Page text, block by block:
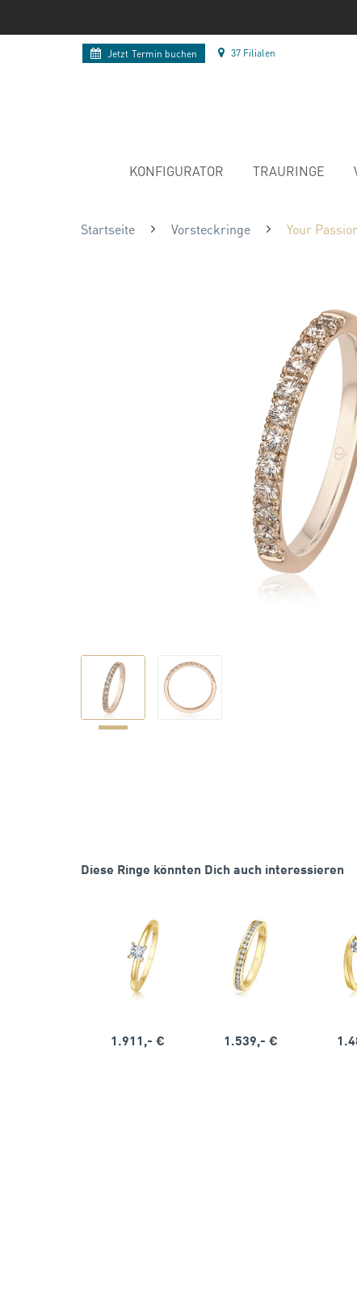
Jetzt Termin buchen 37 Filialen
KONFIGURATOR TRAURINGE
Startseite Vorsteckringe Your
Diese Ringe könnten Dich auch interessieren
1.911,- € 1.539,- €